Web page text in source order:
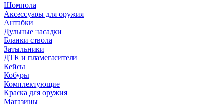
Шомпола
Аксессуары для оружия
Антабки
Дульные насадки
Бланки ствола
Затыльники
ДТК и пламегасители
Кейсы
Кобуры
Комплектующие
Краска для оружия
Магазины